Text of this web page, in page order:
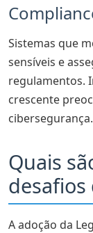
Sistemas que
sensíveis e
regulamentos.
crescente
cibersegurança.
Quais
desafios
A adoção da